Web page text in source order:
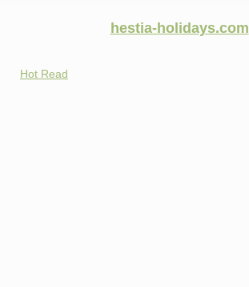
hestia-holidays.com
Hot Read